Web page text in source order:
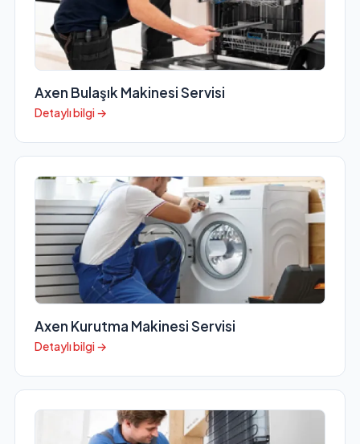
Axen Bulaşık Makinesi Servisi
Detaylı bilgi →
Axen Kurutma Makinesi Servisi
Detaylı bilgi →